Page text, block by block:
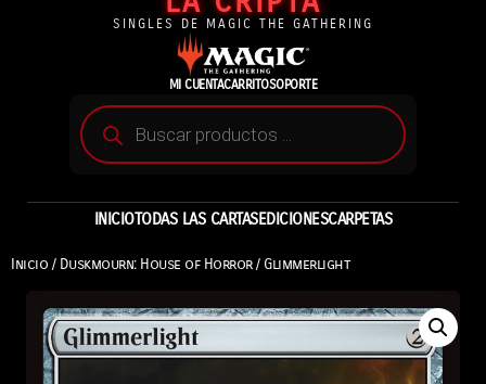
SINGLES DE MAGIC THE GATHERING
MI CUENTACARRITOSOPORTE
INICIOTODAS LAS CARTASEDICIONESCARPETAS
Inicio / Duskmourn: House of Horror/ Glimmerlight